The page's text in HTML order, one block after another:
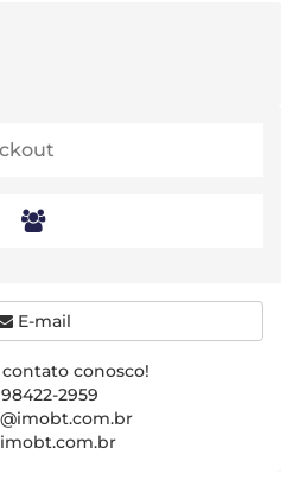
E-mail
conosco!
98422-2959